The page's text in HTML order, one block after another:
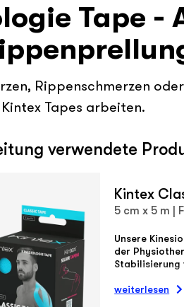
Tape -
Rippenschmerzen
Tapes arbeiten.
verwendete
Kintex
5 cm x 5 m |
Unsere
der
Stabilisierung
weiterlesen